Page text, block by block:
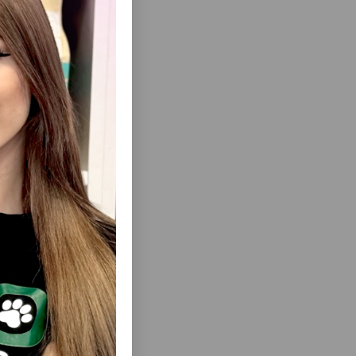
Gör
NATURAL CARE DEEP CLEAN SHAMPOO –
DƏRIN TƏMIZLƏYICI ŞAMPUN 400 ML.